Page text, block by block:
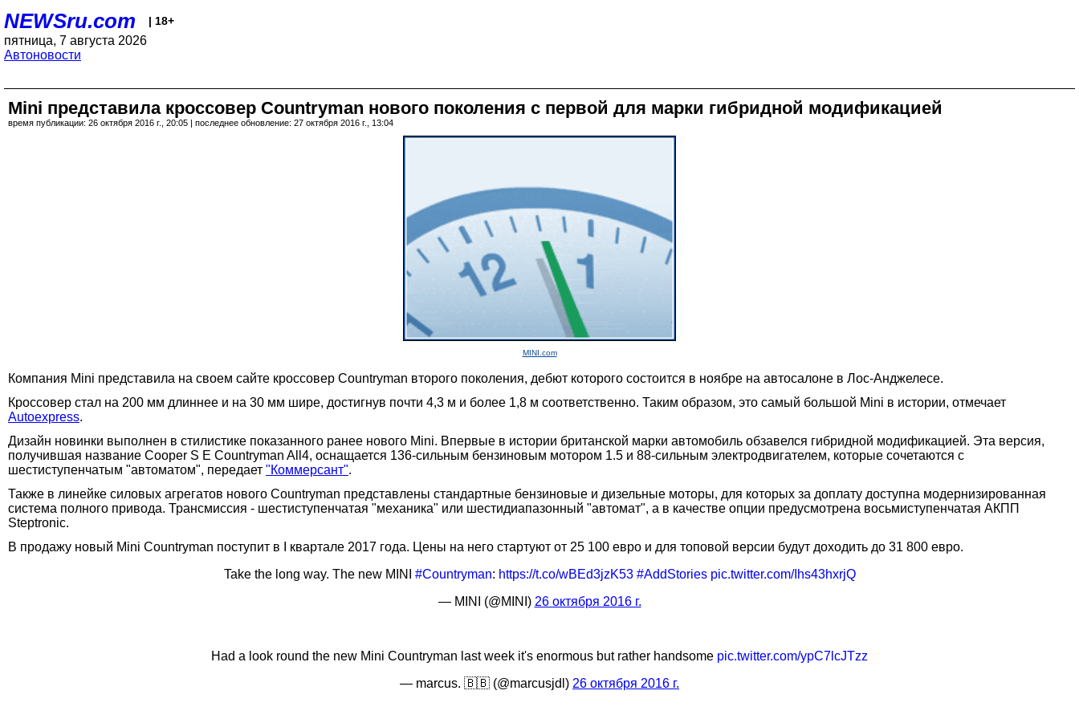
NEWSru.com | 18+
пятница, 7 августа 2026
Автоновости
Mini представила кроссовер Countryman нового поколения с первой для марки гибридной модификацией
время публикации: 26 октября 2016 г., 20:05 | последнее обновление: 27 октября 2016 г., 13:04
MINI.com
Компания Mini представила на своем сайте кроссовер Countryman второго поколения, дебют которого состоится в ноябре на автосалоне в Лос-Анджелесе.
Кроссовер стал на 200 мм длиннее и на 30 мм шире, достигнув почти 4,3 м и более 1,8 м соответственно. Таким образом, это самый большой Mini в истории, отмечает
Autoexpress.
Дизайн новинки выполнен в стилистике показанного ранее нового Mini. Впервые в истории британской марки автомобиль обзавелся гибридной модификацией. Эта версия,
получившая название Cooper S E Countryman All4, оснащается 136-сильным бензиновым мотором 1.5 и 88-сильным электродвигателем, которые сочетаются с
шестиступенчатым "автоматом", передает "Коммерсант".
Также в линейке силовых агрегатов нового Countryman представлены стандартные бензиновые и дизельные моторы, для которых за доплату доступна модернизированная
система полного привода. Трансмиссия - шестиступенчатая "механика" или шестидиапазонный "автомат", а в качестве опции предусмотрена восьмиступенчатая АКПП
Steptronic.
В продажу новый Mini Countryman поступит в I квартале 2017 года. Цены на него стартуют от 25 100 евро и для топовой версии будут доходить до 31 800 евро.
Take the long way. The new MINI #Countryman: https://t.co/wBEd3jzK53 #AddStories pic.twitter.com/Ihs43hxrjQ
— MINI (@MINI) 26 октября 2016 г.
Had a look round the new Mini Countryman last week it's enormous but rather handsome pic.twitter.com/ypC7lcJTzz
— marcus. 🇧🇧 (@marcusjdl) 26 октября 2016 г.